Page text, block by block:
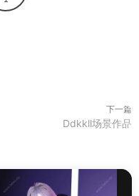
下一篇
Ddkkll场景作品